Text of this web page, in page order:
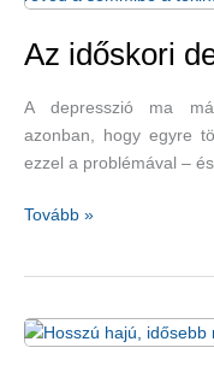
erősíti
immunitást
Az időskori
A depresszió ma
azonban, hogy egyre
ezzel a problémával – és
Az
Tovább »